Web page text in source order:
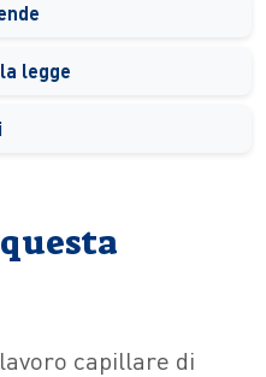
legge
capillare di